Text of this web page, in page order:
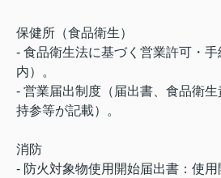
保健所（食品衛生）
- 食品衛生法に基づく営業許可・
内）。
- 営業届出制度（届出書、食品衛
持参等が記載）。
消防
- 防火対象物使用開始届出書：使